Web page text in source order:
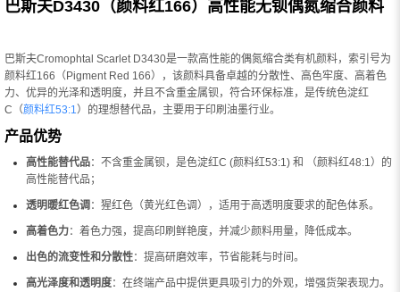
巴斯夫D3430（颜料红166）高性能无钡偶氮缩合颜料
巴斯夫Cromophtal Scarlet D3430是一款高性能的偶氮缩合类有机颜料，索引号为
颜料红166（Pigment Red 166），该颜料具备卓越的分散性、高色牢度、高着色
力、优异的光泽和透明度，并且不含重金属钡，符合环保标准，是传统色淀红
C（颜料红53:1 ）的理想替代品，主要用于印刷油墨行业。
产品优势
高性能替代品：不含重金属钡，是色淀红C (颜料红53:1) 和 （颜料红48:1）的
高性能替代品；
透明暖红色调 ：猩红色（黄光红色调），适用于高透明度要求的配色体系。
高着色力：着色力强，提高印刷鲜艳度，并减少颜料用量，降低成本。
出色的流变性和分散性：提高研磨效率，节省能耗与时间。
高光泽度和透明度：在终端产品中提供更具吸引力的外观，增强货架表现力。